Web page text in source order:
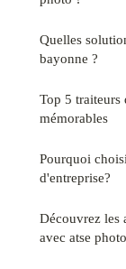
Quelles
bayonne ?
Top 5 traiteurs
mémorables
Pourquoi
d'entreprise?
Découvrez les
avec atse